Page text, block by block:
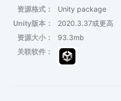
资源格式：
Unity package
Unity版本：
2020.3.37或更高
资源大小：
93.3mb
关联软件：